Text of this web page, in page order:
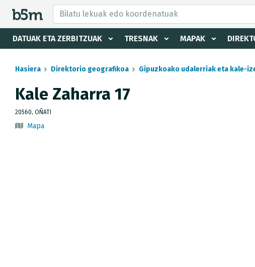
DATUAK ETA ZERBITZUAK TRESNAK MAPAK
eta direktorioa izkutatu
Hasiera Direktorio geografikoa Gipuzkoako udalerriak eta kale-
Kale Zaharra 17
20560, OÑATI
Mapa